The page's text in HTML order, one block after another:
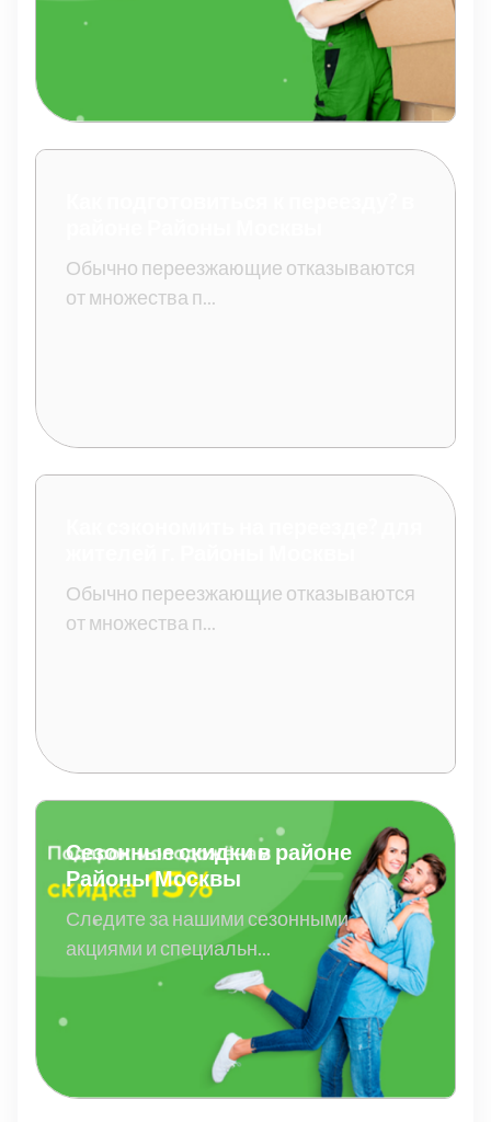
Обычно переезжающие отказываются
от множества п...
Обычно переезжающие отказываются
от множества п...
Сезонные скидки в районе
Районы Москвы
Следите за нашими сезонными
акциями и специальн...